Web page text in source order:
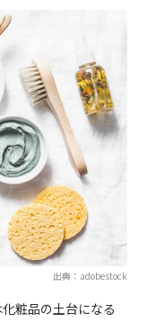
出典：adobestock
粧品の土台になる